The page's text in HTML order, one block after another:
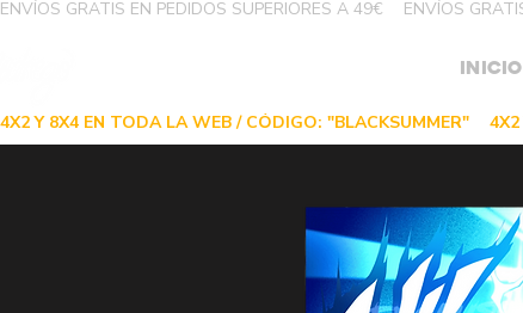
ENVÍOS GRATIS EN PEDIDOS SUPERIORES A 49€
INICIO
4X2 Y 8X4 EN TODA LA WEB / CÓDIGO: "BLACKSUMMER"